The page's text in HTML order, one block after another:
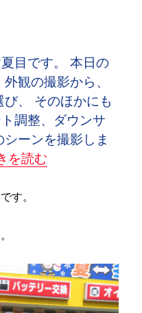
目です。 本日の
観の撮影から、
、 そのほかにも
調整、ダウンサ
ーンを撮影しま
影風景 ” の
を読む
す。